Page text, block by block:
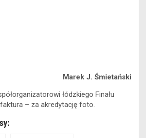
Marek J. Śmietański
łódzkiego Finału
– za akredytację foto.